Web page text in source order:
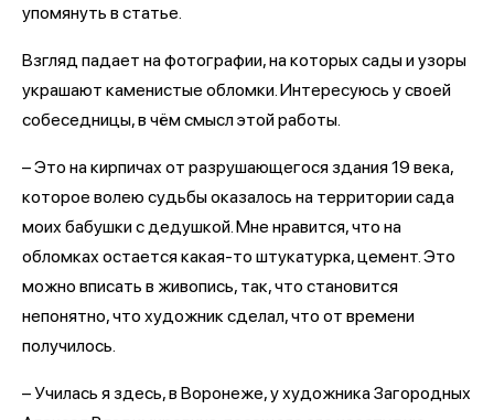
упомянуть в статье.
Взгляд падает на фотографии, на которых сады и узоры
украшают каменистые обломки. Интересуюсь у своей
собеседницы, в чём смысл этой работы.
– Это на кирпичах от разрушающегося здания 19 века,
которое волею судьбы оказалось на территории сада
моих бабушки с дедушкой. Мне нравится, что на
обломках остается какая-то штукатурка, цемент. Это
можно вписать в живопись, так, что становится
непонятно, что художник сделал, что от времени
получилось.
– Училась я здесь, в Воронеже, у художника Загородных